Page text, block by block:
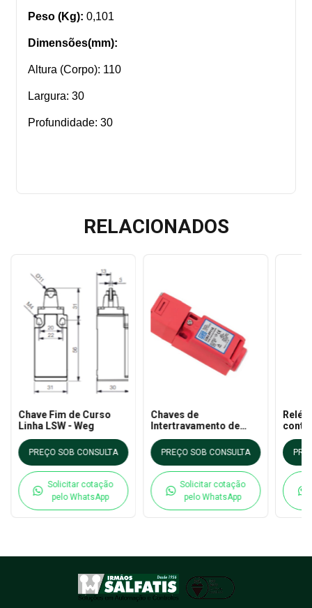
Peso (Kg): 0,101
Dimensões(mm):
Altura (Corpo): 110
Largura: 30
Profundidade: 30
RELACIONADOS
Chave Fim de Curso
Linha LSW - Weg
PREÇO SOB CONSULTA
Solicitar cotação
pelo WhatsApp
Chaves de
Intertravamento de
Segurança Compactas
- CISC-P WEG
PREÇO SOB CONSULTA
Solicitar cotação
pelo WhatsApp
Relé
Weg